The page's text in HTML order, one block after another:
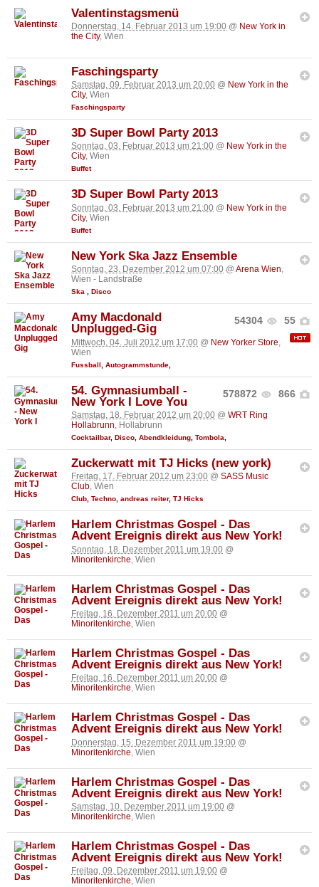
Valentinstagsmenü
Donnerstag, 14. Februar 2013 um 19:00 @ New York in
the City, Wien
Faschingsparty
Samstag, 09. Februar 2013 um 20:00 @ New York in the
City, Wien
Faschingsparty
3D Super Bowl Party 2013
Sonntag, 03. Februar 2013 um 21:00 @ New York in the
City, Wien
Buffet
3D Super Bowl Party 2013
Sonntag, 03. Februar 2013 um 21:00 @ New York in the
City, Wien
Buffet
New York Ska Jazz Ensemble
Sonntag, 23. Dezember 2012 um 07:00 @ Arena Wien,
Wien - Landstraße
Ska Disco
54304 55
Amy Macdonald
Unplugged-Gig
Mittwoch, 04. Juli 2012 um 17:00 @ New Yorker Store
Wien
Fussball Autogrammstunde
578872 866
54. Gymnasiumball -
New York I Love You
Samstag, 18. Februar 2012 um 20:00 @ WRT Ring
Hollabrunn, Hollabrunn
Cocktailbar, Disco Abendkleidung Tombola
Zuckerwatt mit TJ Hicks (new york)
Freitag, 17. Februar 2012 um 23:00 @ SASS Music
Club, Wien
Club, Techno, andreas reiter, TJ Hicks
Harlem Christmas Gospel - Das
Advent Ereignis direkt aus New York!
Sonntag, 18. Dezember 2011 um 19:00 @
Minoritenkirche , Wien
Harlem Christmas Gospel - Das
Advent Ereignis direkt aus New York!
Freitag, 16. Dezember 2011 um 20:00 @
Minoritenkirche, Wien
Harlem Christmas Gospel - Das
Advent Ereignis direkt aus New York!
Freitag, 16. Dezember 2011 um 20:00 @
Minoritenkirche, Wien
Harlem Christmas Gospel - Das
Advent Ereignis direkt aus New York!
Donnerstag, 15. Dezember 2011 um 19:00 @
Minoritenkirche , Wien
Harlem Christmas Gospel - Das
Advent Ereignis direkt aus New York!
Samstag, 10. Dezember 2011 um 19:00 @
Minoritenkirche, Wien
Harlem Christmas Gospel - Das
Advent Ereignis direkt aus New York!
Freitag, 09. Dezember 2011 um 19:00 @
Minoritenkirche, Wien